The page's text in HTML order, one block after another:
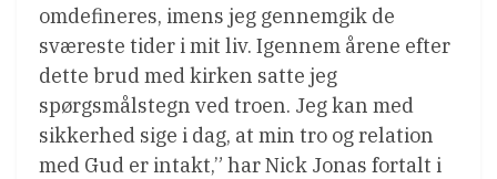
omdefineres, imens jeg gennemgik de
sværeste tider i mit liv. Igennem årene efter
dette brud med kirken satte jeg
spørgsmålstegn ved troen. Jeg kan med
sikkerhed sige i dag, at min tro og relation
med Gud er intakt,” har Nick Jonas fortalt i